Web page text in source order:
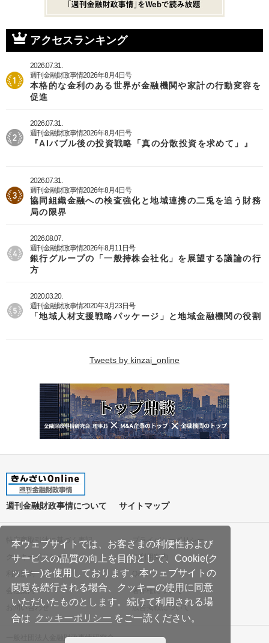
本ウェブサイトでは、お客さまの利便性および
サービスの品質の向上を目的として、Cookie(ク
ッキー)を使用しております。本ウェブサイトの
閲覧を続行される場合、クッキーの使用に同意
いただいたものとします。続けて利用される場
合は クッキーポリシー をご一読ください。
アクセスランキング
2026.07.31.
週刊金融財政事情2026年8月4日号
本格的な金利のある世界が金融機関や家計の行動変容を
促進
2026.07.31.
週刊金融財政事情2026年8月4日号
『AIバブル後の投資戦略「真の分散投資を求めて」』
2026.07.31.
週刊金融財政事情2026年8月4日号
協同組織金融への検査強化と地域連携の二兎を追う財務
局の限界
2026.08.07.
週刊金融財政事情2026年8月11日号
銀行グループの「一般持株会社化」を展望する議論の行
方
2020.03.20.
週刊金融財政事情2020年3月23日号
「地域人材支援戦略パッケージ」と地域金融機関の役割
Tweets by kinzai_online
週刊金融財政事情について サイトマップ
特定商取引法に基づく表記
プライバシーポリシー
クッキーポリシー
ご利用案内
利用規約
Q&A
会社案内
著作権について
お問い合わせ
広告掲載について
一般社団法人金融財政事情研究会